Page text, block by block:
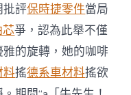
北
汽
車
黨
人
批
對
批評保時捷零件當局
芯爭，認為此舉不僅
的旋轉，她的咖啡
料搖德系車材料搖欲